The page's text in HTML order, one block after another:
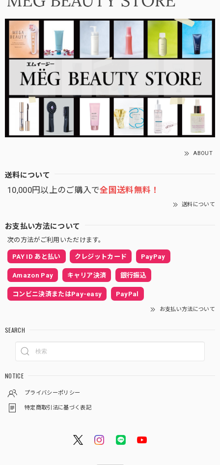
ABOUT
送料について
10,000円以上のご購入で全国送料無料！
送料について
お支払い方法について
次の方法がご利用いただけます。
PAY ID あと払い クレジットカード PayPay
Amazon Pay キャリア決済 銀行振込
コンビニ決済またはPay-easy PayPal
お支払い方法について
SEARCH
NOTICE
プライバシーポリシー
特定商取引法に基づく表記